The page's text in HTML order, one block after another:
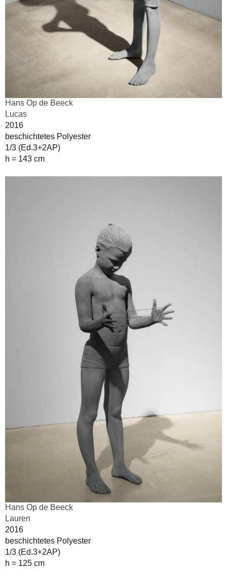
Hans Op de Beeck
Lucas
2016
beschichtetes Polyester
1/3 (Ed.3+2AP)
h = 143 cm
Hans Op de Beeck
Lauren
2016
beschichtetes Polyester
1/3 (Ed.3+2AP)
h = 125 cm